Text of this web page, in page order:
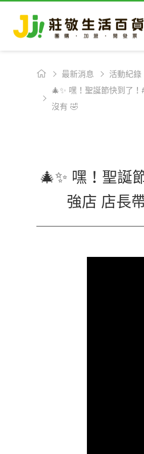
最新消息
活動紀錄
🎄✨ 嘿！聖誕節快到了
沒有 🤣
🎄✨ 嘿！聖誕
強店 店長